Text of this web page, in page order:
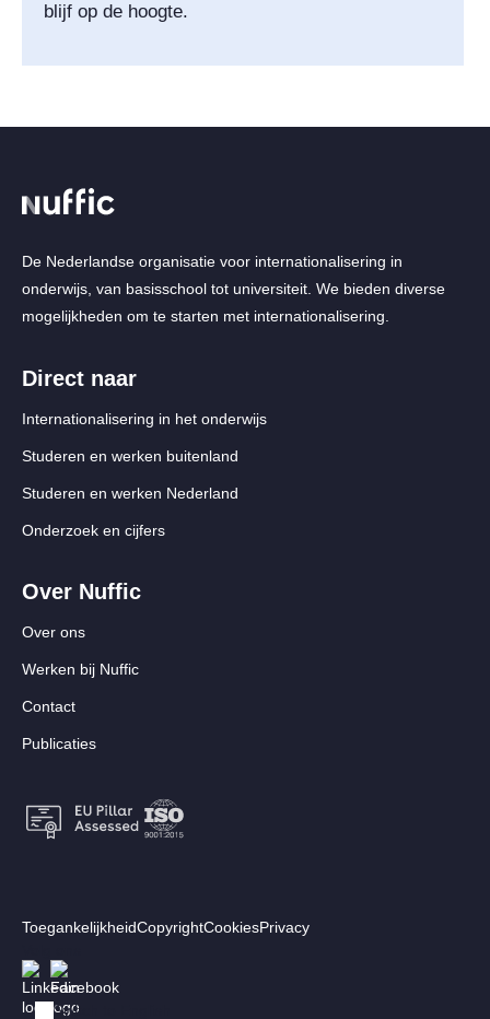
blijf op de hoogte.
De Nederlandse organisatie voor internationalisering in
onderwijs, van basisschool tot universiteit. We bieden diverse
mogelijkheden om te starten met internationalisering.
Direct naar
Internationalisering in het onderwijs
Studeren en werken buitenland
Studeren en werken Nederland
Onderzoek en cijfers
Over Nuffic
Over ons
Werken bij Nuffic
Contact
Publicaties
Footer:
menu
ToegankelijkheidCopyrightCookiesPrivacy
Afbeelding
Afbeelding
Switch to English